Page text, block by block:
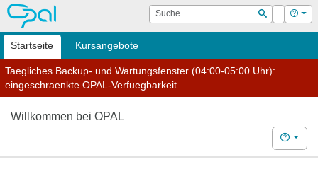
OPAL Suche
Suchen
Login Hilfe
Startseite Kursangebote
Taegliches Backup- und Wartungsfenster (04:00-05:00 Uhr):
eingeschraenkte OPAL-Verfuegbarkeit.
Willkommen bei OPAL
Hilfe